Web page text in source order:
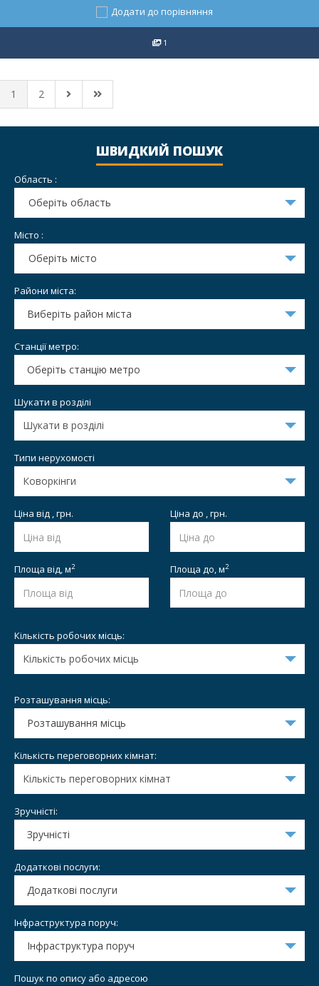
Додати до порівняння
1
1 2
ШВИДКИЙ ПОШУК
Область :
Оберіть область
Місто :
Оберіть місто
Райони міста:
Виберіть район міста
Станції метро:
Оберіть станцію метро
Шукати в розділі
Типи нерухомості
Ціна від , грн. Ціна до , грн.
Площа від,м2 Площа до,м2
Кількість робочих місць:
Розташування місць:
Розташування місць
Кількість переговорних кімнат:
Зручністі:
Зручністі
Додаткові послуги:
Додаткові послуги
Інфраструктура поруч:
Інфраструктура поруч
Пошук по опису або адресою